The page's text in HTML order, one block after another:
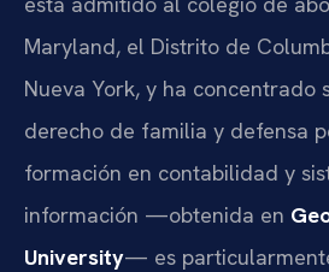
Maryland, el Distrito de
Nueva York, y ha concentrado
derecho de familia y defensa
formación en contabilidad y
información —obtenida en
University— es